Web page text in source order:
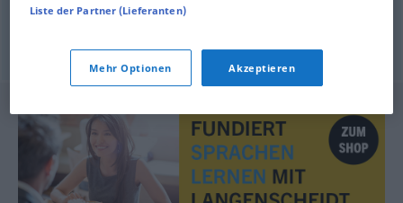
Verdichtung,Druck
© OpenThesaurus.de
Liste der Partner (Lieferanten)
Mehr Optionen Akzeptieren